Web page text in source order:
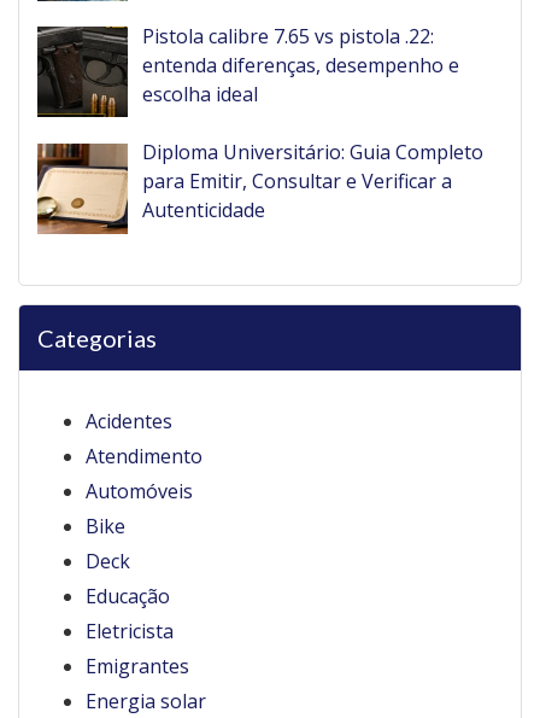
Pistola calibre 7.65 vs pistola .22:
entenda diferenças, desempenho e
escolha ideal
Diploma Universitário: Guia Completo
para Emitir, Consultar e Verificar a
Autenticidade
Categorias
Acidentes
Atendimento
Automóveis
Bike
Deck
Educação
Eletricista
Emigrantes
Energia solar